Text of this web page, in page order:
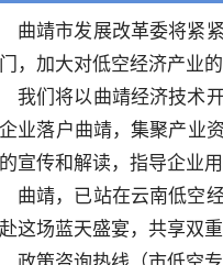
曲靖市发展改革委将紧
，加大对低空经济产业
我们将以曲靖经济技术
业落户曲靖，集聚产业
宣传和解读，指导企业
曲靖，已站在云南低空
这场蓝天盛宴，共享双